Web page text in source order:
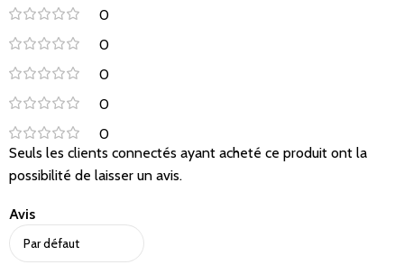
0
0
0
0
0
Avis
Seuls les clients connectés ayant acheté ce produit ont la
possibilité de laisser un avis.